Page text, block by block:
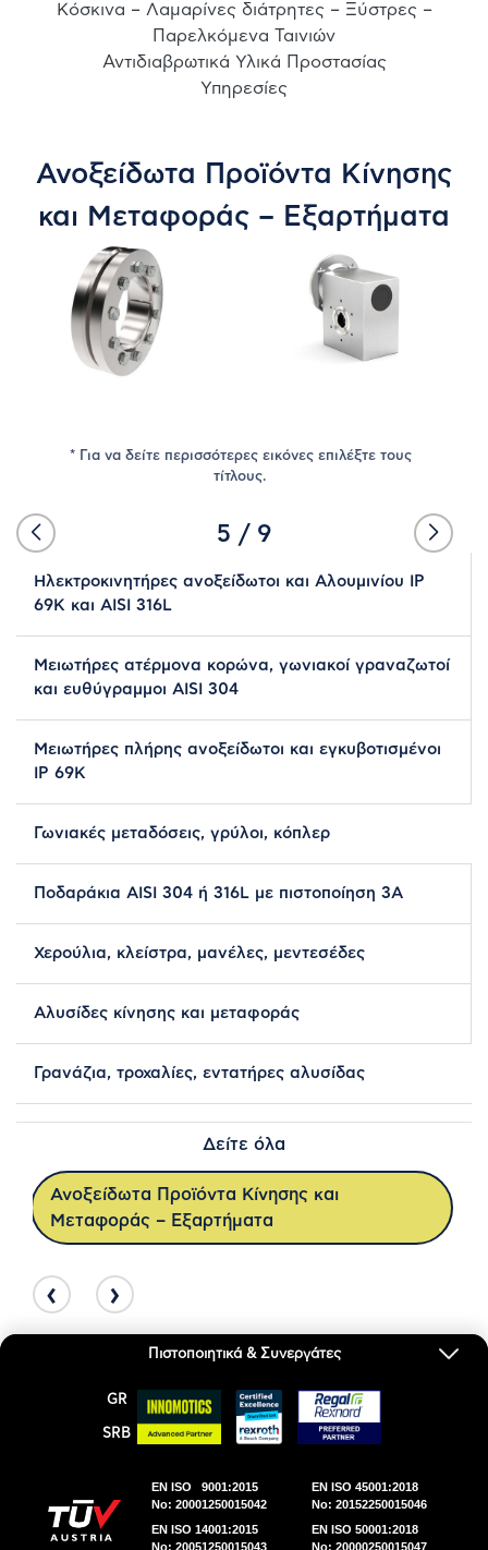
ΕΤΑΙΡΊΑ
ΝΈΑ
ΠΡΟΪΌΝΤΑ
ΠΡΟΜΗΘΕΥΤΈΣ
ΚΑΤΑΣΤΉΜΑΤΑ
ΕΠΙΚΟΙΝΩΝΊΑ
Κόσκινα – Λαμαρίνες διάτρητες – Ξύστρες –
Παρελκόμενα Ταινιών
Αντιδιαβρωτικά Υλικά Προστασίας
Υπηρεσίες
Ανοξείδωτα Προϊόντα Κίνησης
και Μεταφοράς – Εξαρτήματα
5 / 9
* Για να δείτε περισσότερες εικόνες επιλέξτε τους
τίτλους.
Ηλεκτροκινητήρες ανοξείδωτοι και Αλουμινίου ΙΡ
69Κ και AISI 316L
Μειωτήρες ατέρμονα κορώνα, γωνιακοί γραναζωτοί
και ευθύγραμμοι AISI 304
Μειωτήρες πλήρης ανοξείδωτοι και εγκυβοτισμένοι
ΙΡ 69Κ
Γωνιακές μεταδόσεις, γρύλοι, κόπλερ
Ποδαράκια AISI 304 ή 316L με πιστοποίηση 3Α
Χερούλια, κλείστρα, μανέλες, μεντεσέδες
Αλυσίδες κίνησης και μεταφοράς
Γρανάζια, τροχαλίες, εντατήρες αλυσίδας
Δείτε όλα
Ανοξείδωτα Προϊόντα Κίνησης και
Μεταφοράς – Εξαρτήματα
‹ ›
Πιστοποιητικά & Συνεργάτες
GR
SRΒ
EN ISO 9001:2015
No: 20001250015042
EN ISO 45001:2018
No: 20152250015046
EN ISO 14001:2015
No: 20051250015043
EN ISO 50001:2018
No: 20000250015047
Reserved.
DWHITE PRODUCTION